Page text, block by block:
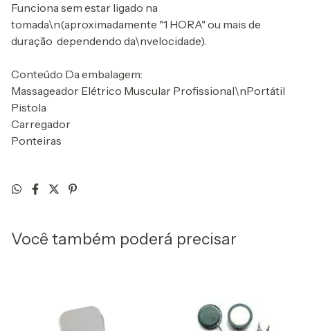
Funciona sem estar ligado na
tomada\n(aproximadamente "1 HORA" ou mais de
duração  dependendo da\nvelocidade).
Conteúdo Da embalagem:
Massageador Elétrico Muscular Profissional\nPortátil
Pistola
Carregador
Ponteiras
Você também poderá precisar